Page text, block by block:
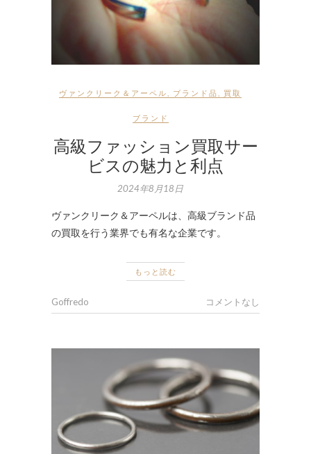
ヴァンクリーク＆アーペル ブランド品 買取
ブランド
高級ファッション買取サー
ビスの魅力と利点
2024年8月18日
ヴァンクリーク＆アーペルは、高級ブランド品
の買取を行う業界でも有名な企業です。
もっと読む
Goffredo コメントなし